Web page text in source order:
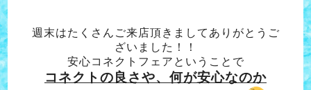
週末はたくさんご来店頂きましてありがとうご
ざいました！！
安心コネクトフェアということで
コネクトの良さや、何が安心なのか